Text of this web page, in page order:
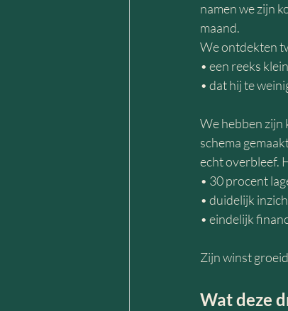
namen we zijn
maand.
We ontdekten
• een reeks
• dat hij te
We hebben zijn
schema
echt overbleef.
• 30 procent
• duidelijk
• eindelijk
Zijn winst
Wat deze